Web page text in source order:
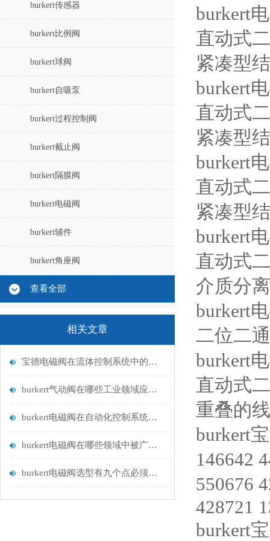
burkert传感器
burkert比例阀
burkert球阀
burkert自吸泵
burkert过程控制阀
burkert截止阀
burkert隔膜阀
burkert电磁阀
burkert辅件
burkert角座阀
查看全部
相关文章
宝德电磁阀在流体控制系统中的应用
burkert气动阀在哪些工业领域应用广泛？
burkert电磁阀在自动化控制系统中的应用
burkert电磁阀在哪些领域中被广泛应用？
burkert电磁阀选型有九个点必须知道国与百科
burkert
直动式
紧凑型
burkert
直动式
紧凑型
burkert
直动式
紧凑型
burkert
直动式
介质分
burkert
二位二
burkert
直动式
重叠的
burkert
146642
550676
428721
burkert